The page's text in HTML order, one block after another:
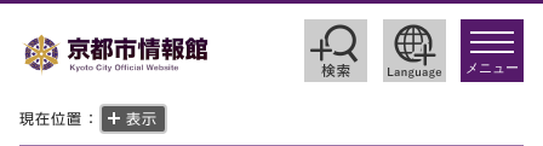
toggle
メニュー
現在位置： 表示